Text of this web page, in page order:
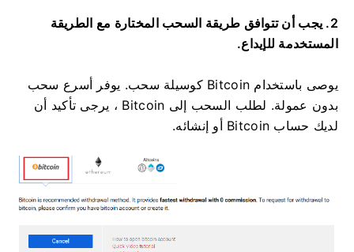
2. يجب أن تتوافق طريقة السحب المختارة مع الطريقة
المستخدمة للإيداع.
يوصى باستخدام Bitcoin كوسيلة سحب.
يوفر أسرع سحب
بدون عمولة.
لطلب السحب إلى Bitcoin ، يرجى تأكيد أن
لديك حساب Bitcoin أو إنشائه.